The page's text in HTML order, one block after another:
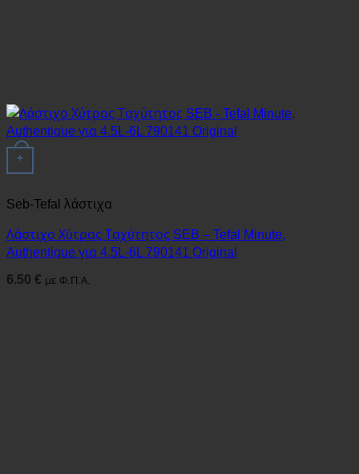
+
Seb-Tefal λάστιχα
Λάστιχο Χύτρας Ταχύτητος SEB – Tefal Minute,
Authentique για 4.5L-6L 790141 Original
6.50 € με Φ.Π.Α.